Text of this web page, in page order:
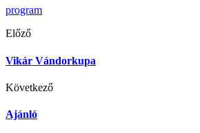
program
Előző
Vikár Vándorkupa
Következő
Ajánló